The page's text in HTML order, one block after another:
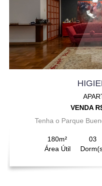
VENDA
Tenha o Parque
180m²
Área Útil
03